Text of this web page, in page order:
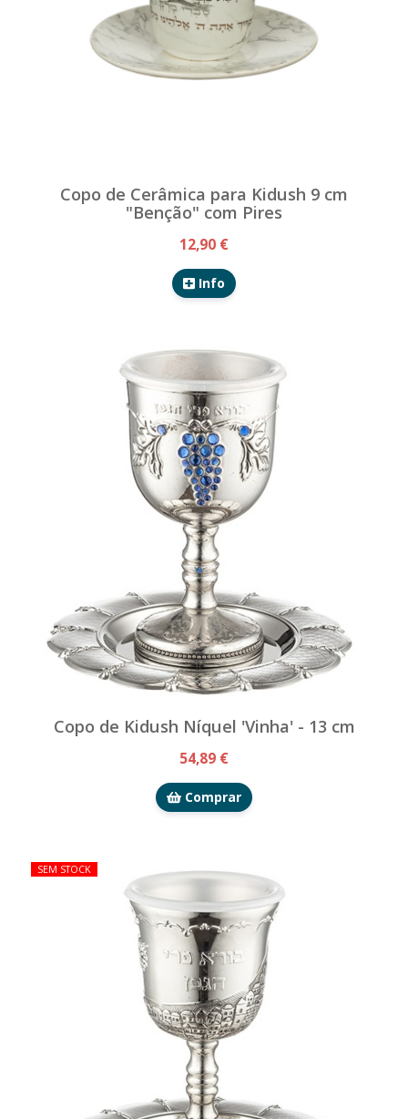
Copo de Cerâmica para Kidush 9 cm
"Benção" com Pires
12,90 €
Info
Copo de Kidush Níquel 'Vinha' - 13 cm
54,89 €
Comprar
SEM STOCK